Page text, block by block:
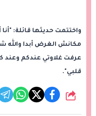
واختتمت حديثها قائلة:
مكانش الغرض أبدا والله
عرفت غلاوتي عندكم وعند
قلبي".
شارك